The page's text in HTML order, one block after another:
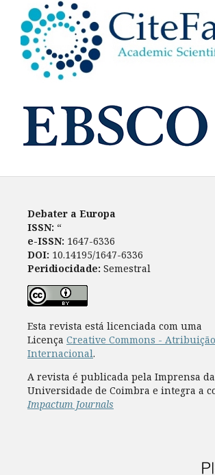
Debater a Europa
ISSN: “
e-ISSN: 1647-6336
DOI: 10.14195/1647-6336
Peridiocidade: Semestral
Esta revista está licenciada com uma
Licença Creative Commons -
Internacional.
A revista é publicada pela Imprensa da
Universidade de Coimbra e integra a
Impactum Journals